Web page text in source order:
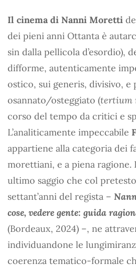
Il cinema di Nanni Moretti
dei pieni anni Ottanta è
sin dalla pellicola d’esordio),
difforme, autenticamente
ostico, sui generis, divisivo, e
osannato/osteggiato (tertium
corso del tempo da critici e
L’analiticamente impeccabile
appartiene alla categoria dei
morettiani, e a piena ragione.
ultimo saggio che col
settant’anni del regista –
cose, vedere gente: guida
(Bordeaux, 2024) –, ne
individuandone le
coerenza tematico-formale